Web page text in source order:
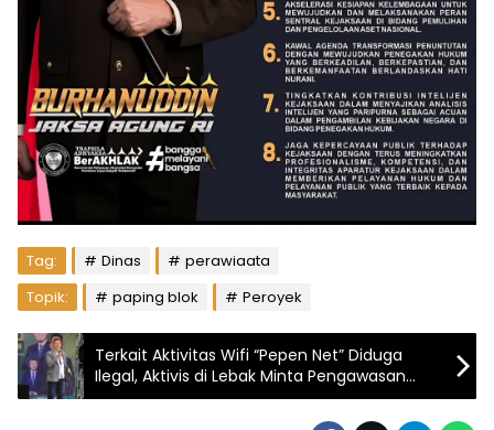
Tag: Dinas
perawiaata
Topik:
paping blok Peroyek
Terkait Aktivitas Wifi “Pepen Net” Diduga
Ilegal, Aktivis di Lebak Minta Pengawasan
Daerah Tertibkan Pengusaha Nakal